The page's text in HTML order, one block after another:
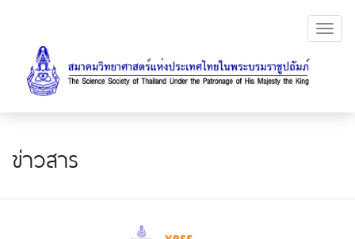
ข่าวสาร